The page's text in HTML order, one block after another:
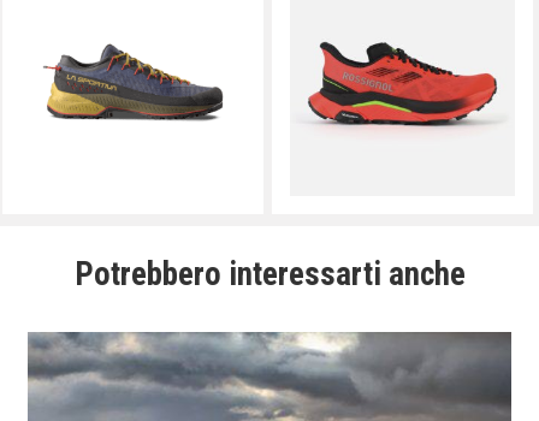
Potrebbero interessarti anche